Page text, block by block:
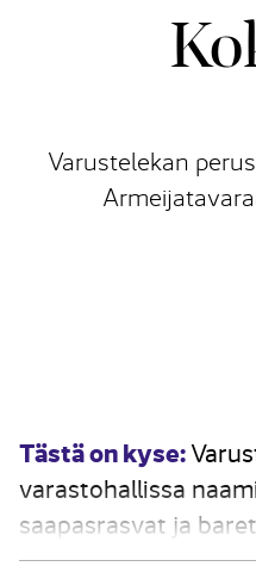
Varustelekan
Tästä on kyse:
varastohallissa
saapasrasvat ja
luojina. Valtteri